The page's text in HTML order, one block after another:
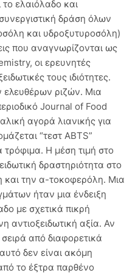
το ελαιόλαδο και
δράση όλων
και υδροξυτυροσόλη)
που αναγνωρίζονται ως
οι ερευνητές
τους ιδιότητες.
ριζών. Μια
Journal of Food
αγορά λιανικής για
“τεστ ABTS”
τρόφιμα. Η μέση τιμή στο
δραστηριότητα στο
και την α-τοκοφερόλη. Μια
ήταν μια ένδειξη
με σχετικά πικρή
αντιοξειδωτική αξία. Αν
από διαφορετικά
δεν είναι ακόμη
το έξτρα παρθένο